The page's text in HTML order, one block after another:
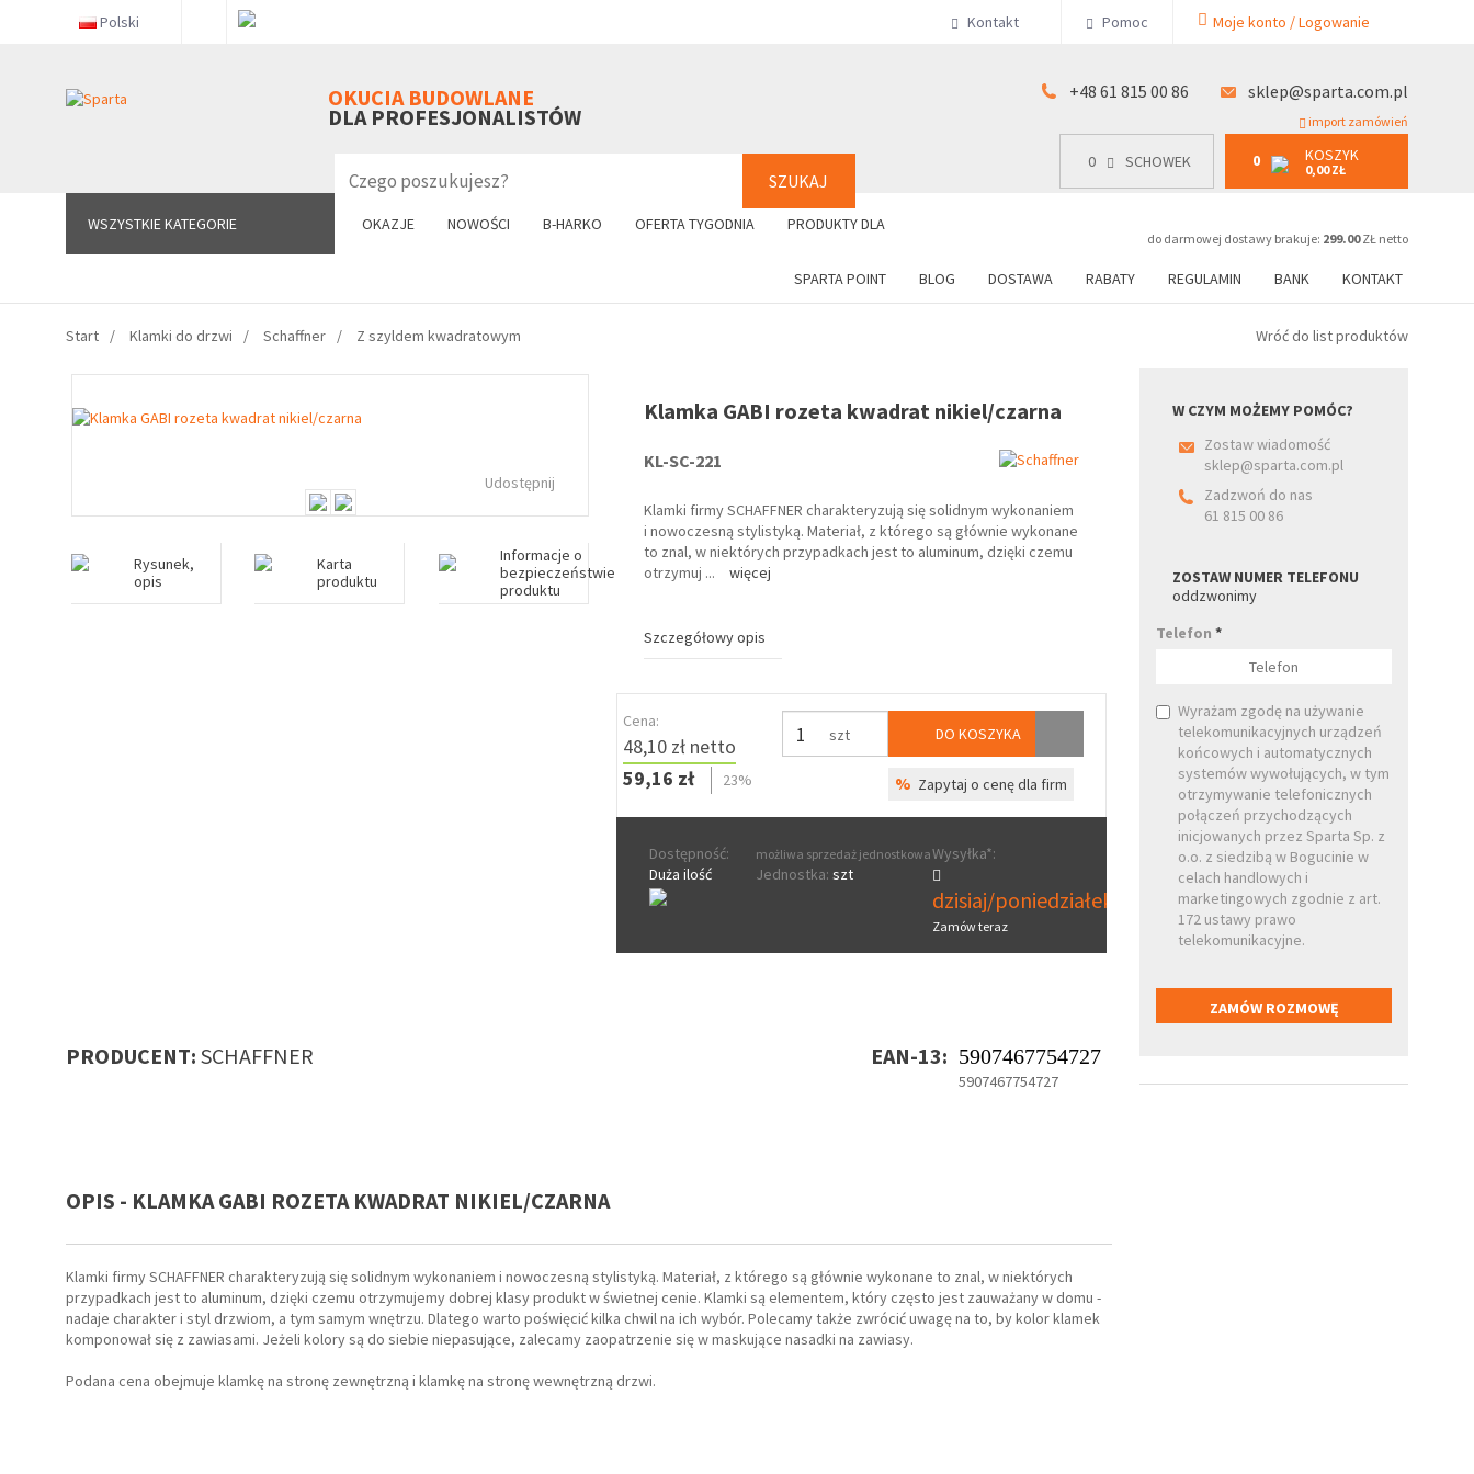
Polski Kontakt Pomoc Moje konto / Logowanie
OKUCIA BUDOWLANE
DLA PROFESJONALISTÓW
SZUKAJ
+48 61 815 00 86 sklep@sparta.com.pl
import zamówień
0 SCHOWEK 0 KOSZYK
0,00 ZŁ
do darmowej dostawy brakuje: 299.00ZŁ netto
WSZYSTKIE KATEGORIE OKAZJE NOWOŚCI B-HARKO OFERTA TYGODNIA PRODUKTY DLA
SPARTA POINT BLOG DOSTAWA RABATY REGULAMIN BANK KONTAKT
WSZYSTKIE KATEGORIE 0 SCHOWEK 0 KOSZYK
0,00 ZŁ
+48 61 815 00 86
Start Klamki do drzwi Schaffner Z szyldem kwadratowym Wróć do list produktów
Udostępnij
Rysunek,
opis
Karta
produktu
Informacje o
bezpieczeństwie
produktu
Klamka GABI rozeta kwadrat nikiel/czarna
KL-SC-221
Klamki firmy SCHAFFNER charakteryzują się solidnym wykonaniem
i nowoczesną stylistyką. Materiał, z którego są głównie wykonane
to znal, w niektórych przypadkach jest to aluminum, dzięki czemu
otrzymuj ... więcej
Szczegółowy opis
Cena:
48,10 zł netto
59,16 zł
23%
szt DO KOSZYKA
% Zapytaj o cenę dla firm
Dostępność:
Duża ilość
możliwa sprzedaż jednostkowa
Jednostka: szt
Wysyłka*:
dzisiaj/poniedziałek
Zamów teraz
PRODUCENT: SCHAFFNER EAN-13: 5907467754727
5907467754727
OPIS - KLAMKA GABI ROZETA KWADRAT NIKIEL/CZARNA
Klamki firmy SCHAFFNER charakteryzują się solidnym wykonaniem i nowoczesną stylistyką. Materiał, z którego są głównie wykonane to znal, w niektórych
przypadkach jest to aluminum, dzięki czemu otrzymujemy dobrej klasy produkt w świetnej cenie. Klamki są elementem, który często jest zauważany w domu -
nadaje charakter i styl drzwiom, a tym samym wnętrzu. Dlatego warto poświęcić kilka chwil na ich wybór. Polecamy także zwrócić uwagę na to, by kolor klamek
komponował się z zawiasami. Jeżeli kolory są do siebie niepasujące, zalecamy zaopatrzenie się w maskujące nasadki na zawiasy.
Podana cena obejmuje klamkę na stronę zewnętrzną i klamkę na stronę wewnętrzną drzwi.
W CZYM MOŻEMY POMÓC?
Zostaw wiadomość
sklep@sparta.com.pl
Zadzwoń do nas
61 815 00 86
ZOSTAW NUMER TELEFONU
oddzwonimy
Telefon*
Wyrażam zgodę na używanie
telekomunikacyjnych urządzeń
końcowych i automatycznych
systemów wywołujących, w tym
otrzymywanie telefonicznych
połączeń przychodzących
inicjowanych przez Sparta Sp. z
o.o. z siedzibą w Bogucinie w
celach handlowych i
marketingowych zgodnie z art.
172 ustawy prawo
telekomunikacyjne.